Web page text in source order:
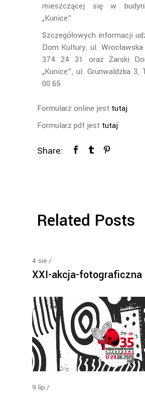
mieszczącej się w
„Kunice”
Szczegółowych informacji
Dom Kultury, ul.
374 24 31 oraz Żarski
„Kunice”, ul. Grunwaldzka 3,
00 65
Formularz online jest tutaj
Formularz pdf jest tutaj
Share:
Related Posts
4 sie
XXI-akcja-fotograficzna
9 lip